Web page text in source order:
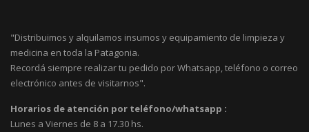
"Distribuimos y alquilamos insumos y equipamiento de limpieza y
medicina en toda la Patagonia.
Recordá siempre realizar tu pedido por Whatsapp, teléfono o correo
electrónico antes de visitarnos".
Horarios de atención por teléfono/whatsapp :
Lunes a Viernes de 8 a 17.30 hs.